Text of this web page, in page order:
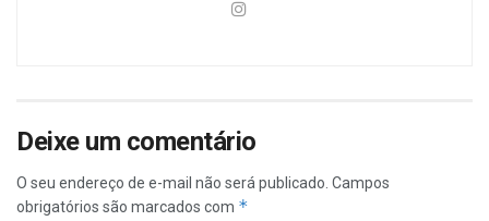
Deixe um comentário
O seu endereço de e-mail não será publicado. Campos
obrigatórios são marcados com *